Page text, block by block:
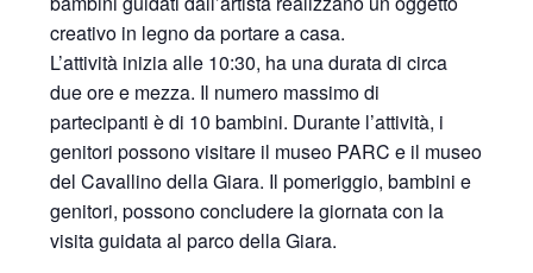
creativo in legno da portare a casa.
L’attività inizia alle 10:30, ha una durata di circa
due ore e mezza. Il numero massimo di
partecipanti è di 10 bambini. Durante l’attività, i
genitori possono visitare il museo PARC e il museo
del Cavallino della Giara. Il pomeriggio, bambini e
genitori, possono concludere la giornata con la
visita guidata al parco della Giara.